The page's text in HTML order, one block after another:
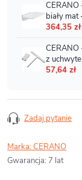
Zadaj pytanie
Marka:CERANO
Gwarancja: 7 lat